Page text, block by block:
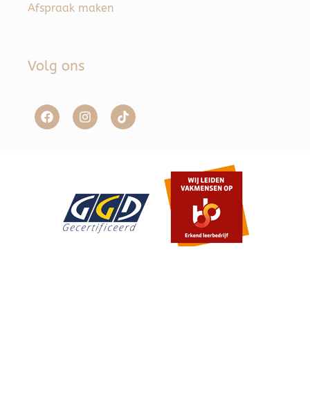
Afspraak maken
Volg ons
Item toegevoegd aan winkelwagen.
0,00
Afrekenen